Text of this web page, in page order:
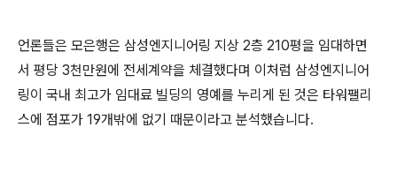
언론들은 모은행은 삼성엔지니어링 지상 2층 210평을 임대하면
서 평당 3천만원에 전세계약을 체결했다며 이처럼 삼성엔지니어
링이 국내 최고가 임대료 빌딩의 영예를 누리게 된 것은 타워팰리
스에 점포가 19개밖에 없기 때문이라고 분석했습니다.